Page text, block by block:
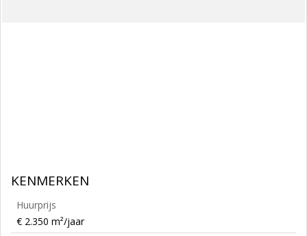
KENMERKEN
Huurprijs
€ 2.350 m²/jaar